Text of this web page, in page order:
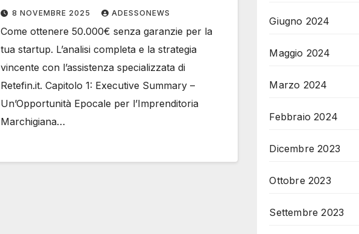
Fondo Credito Nuove Imprese
(FCNI) 2025/2026 – #Retefin –
Retefin – #Finsubito – Finsubito –
#Adessonews – #Adessonews –
#Finsubito – Adessonews
8 NOVEMBRE 2025 ADESSONEWS
Come ottenere 50.000€ senza garanzie per la
tua startup. L’analisi completa e la strategia
vincente con l’assistenza specializzata di
Retefin.it. Capitolo 1: Executive Summary –
Un’Opportunità Epocale per l’Imprenditoria
Marchigiana…
Giugno 2024
Maggio 2024
Marzo 2024
Febbraio 2024
Dicembre 2023
Ottobre 2023
Settembre 2023